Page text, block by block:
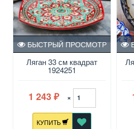
Ляган 33 см квадрат
1924251
БЫСТРЫЙ ПРОСМОТР
1 243 ₽ ×
КУПИТЬ